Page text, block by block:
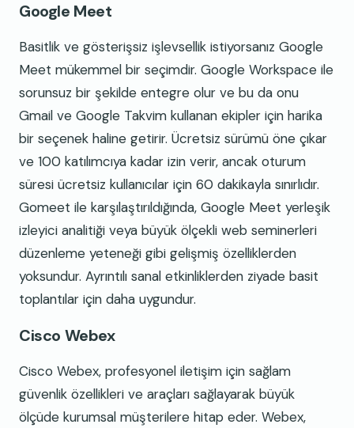
Google Meet
Basitlik ve gösterişsiz işlevsellik istiyorsanız Google
Meet mükemmel bir seçimdir. Google Workspace ile
sorunsuz bir şekilde entegre olur ve bu da onu
Gmail ve Google Takvim kullanan ekipler için harika
bir seçenek haline getirir. Ücretsiz sürümü öne çıkar
ve 100 katılımcıya kadar izin verir, ancak oturum
süresi ücretsiz kullanıcılar için 60 dakikayla sınırlıdır.
Gomeet ile karşılaştırıldığında, Google Meet yerleşik
izleyici analitiği veya büyük ölçekli web seminerleri
düzenleme yeteneği gibi gelişmiş özelliklerden
yoksundur. Ayrıntılı sanal etkinliklerden ziyade basit
toplantılar için daha uygundur.
Cisco Webex
Cisco Webex, profesyonel iletişim için sağlam
güvenlik özellikleri ve araçları sağlayarak büyük
ölçüde kurumsal müşterilere hitap eder. Webex,